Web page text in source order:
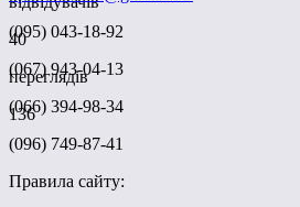
40
переглядів
136
(095) 043-18-92
(067) 943-04-13
(066) 394-98-34
(096) 749-87-41
Правила сайту: